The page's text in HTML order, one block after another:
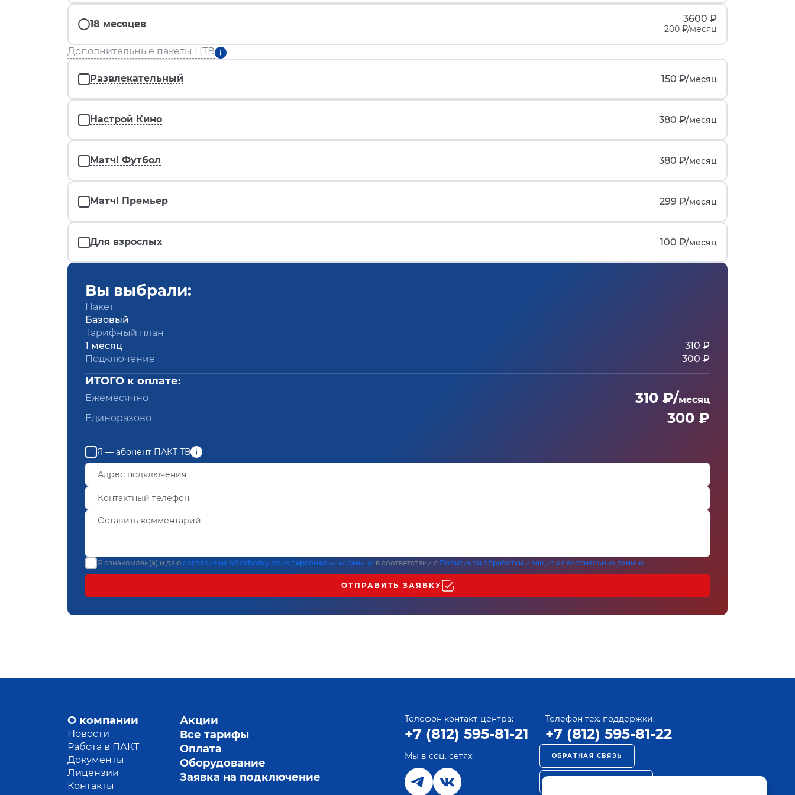
18 месяцев 3600 ₽
200 ₽/месяц
Дополнительные пакеты ЦТВ
Развлекательный 150 ₽/месяц
Настрой Кино 380 ₽/месяц
Матч! Футбол 380 ₽/месяц
Матч! Премьер 299 ₽/месяц
Для взрослых 100 ₽/месяц
Вы выбрали:
Пакет
Базовый
Тарифный план
1 месяц
310 ₽
Подключение
300 ₽
ИТОГО к оплате:
Ежемесячно 310 ₽/месяц
Единоразово
300 ₽
Я — абонент ПАКТ ТВ
Я ознакомлен(а) и даю согласие на обработку моих персональных данных в соответствии с Политикой обработки и защиты персональных данных
ОТПРАВИТЬ ЗАЯВКУ
О компании
Новости
Работа в ПАКТ
Документы
Лицензии
Контакты
Акции
Все тарифы
Оплата
Оборудование
Заявка на подключение
Телефон контакт-центра:
+7 (812) 595-81-21
Телефон тех. поддержки:
+7 (812) 595-81-22
Мы в соц. сетях: ОБРАТНАЯ СВЯЗЬ